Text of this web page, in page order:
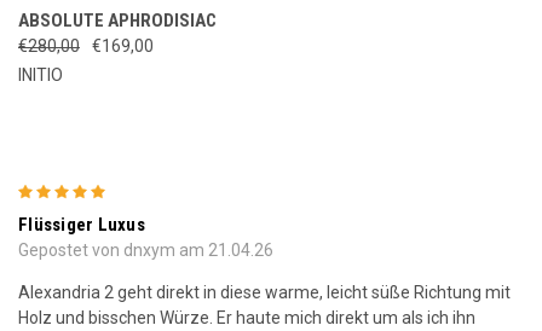
ABSOLUTE APHRODISIAC
€280,00
€169,00
INITIO
Flüssiger Luxus
Gepostet von dnxym am 21.04.26
Alexandria 2 geht direkt in diese warme, leicht süße Richtung mit
Holz und bisschen Würze. Er haute mich direkt um als ich ihn